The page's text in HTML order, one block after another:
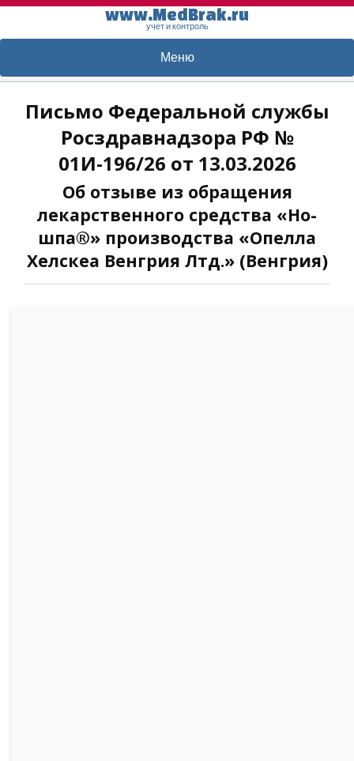
www.MedBrak.ru
учет и контроль
Меню
Письмо Федеральной службы
Росздравнадзора РФ №
01И-196/26 от 13.03.2026
Об отзыве из обращения
лекарственного средства «Но-
шпа®» производства «Опелла
Хелскеа Венгрия Лтд.» (Венгрия)